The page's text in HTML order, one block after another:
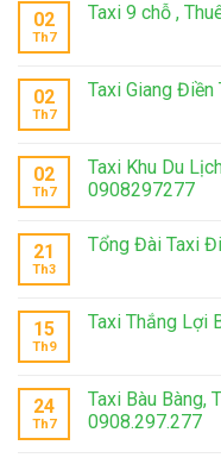
02
Th7
Taxi 9 chỗ ,
02
Th7
Taxi Giang
02
Th7
Taxi Khu Du
0908297277
21
Th3
Tổng Đài Taxi
15
Th9
Taxi Thắng Lợi
24
Th7
Taxi Bàu Bàng,
0908.297.277